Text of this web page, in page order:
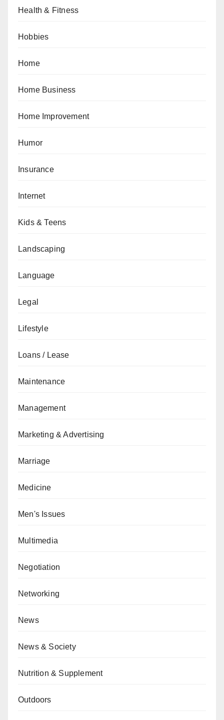
Health & Fitness
Hobbies
Home
Home Business
Home Improvement
Humor
Insurance
Internet
Kids & Teens
Landscaping
Language
Legal
Lifestyle
Loans / Lease
Maintenance
Management
Marketing & Advertising
Marriage
Medicine
Men's Issues
Multimedia
Negotiation
Networking
News
News & Society
Nutrition & Supplement
Outdoors